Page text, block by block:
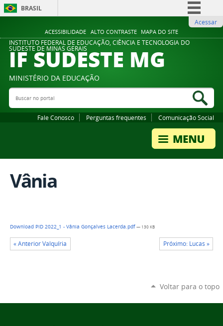
ACESSIBILIDADE ALTO CONTRASTE MAPA DO SITE
BRASIL
Comunica BR
Participe
Legislação
Acessar
INSTITUTO FEDERAL DE EDUCAÇÃO, CIÊNCIA E TECNOLOGIA DO
SUDESTE DE MINAS GERAIS
IF SUDESTE MG
MINISTÉRIO DA EDUCAÇÃO
Buscar no portal
Fale Conosco Perguntas frequentes Comunicação Social
Vânia
Download PID 2022_1 - Vânia Gonçalves Lacerda.pdf— 130 KB
« Anterior Valquíria Próximo: Lucas »
Voltar para o topo